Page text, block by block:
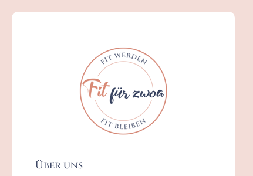
Über uns
Bewegungskurse
Babybauch- & Babykurse